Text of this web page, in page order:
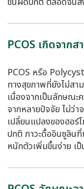
PCOS เกิดจากส
PCOS หรือ
ทางสุขภาพที่ยังไม่สา
เนื่องจากเป็นลักษณะ
จากหลายปัจจัย ไม่ว่
เปลี่ยนแปลงของฮอร์
ปกติ ภาวะดื้ออินซูลินที่
หนักตัวเพิ่มขึ้นง่าย เ